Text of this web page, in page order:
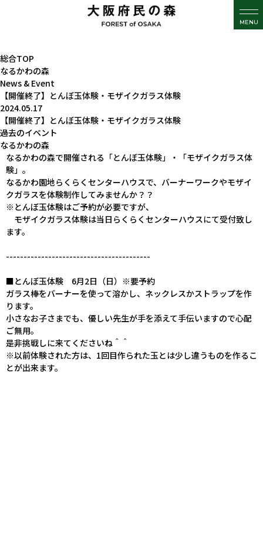
MENU
総合TOP
なるかわの森
News & Event
【開催終了】とんぼ玉体験・モザイクガラス体験
2024.05.17
【開催終了】とんぼ玉体験・モザイクガラス体験
過去のイベント
なるかわの森
なるかわの森で開催される「とんぼ玉体験」・「モザイクガラス体
験」。
なるかわ園地らくらくセンターハウスで、バーナーワークやモザイ
クガラスを体験制作してみませんか？？
※とんぼ玉体験はご予約が必要ですが、
モザイクガラス体験は当日らくらくセンターハウスにて受付致し
ます。
-----------------------------------------
■とんぼ玉体験 6月2日（日）※要予約
ガラス棒をバーナーを使って溶かし、ネックレスかストラップを作
ります。
小さなお子さまでも、優しい先生が手を添えて手伝いますので心配
ご無用。
是非挑戦しに来てくださいね＾＾
※以前体験された方は、1回目作られた玉とは少し違うものを作るこ
とが出来ます。